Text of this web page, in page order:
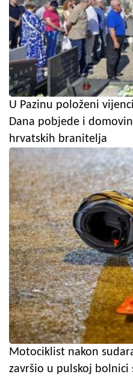
U Pazinu položeni
Dana pobjede i
hrvatskih branitelja
Motociklist nakon
završio u pulskoj bolnici